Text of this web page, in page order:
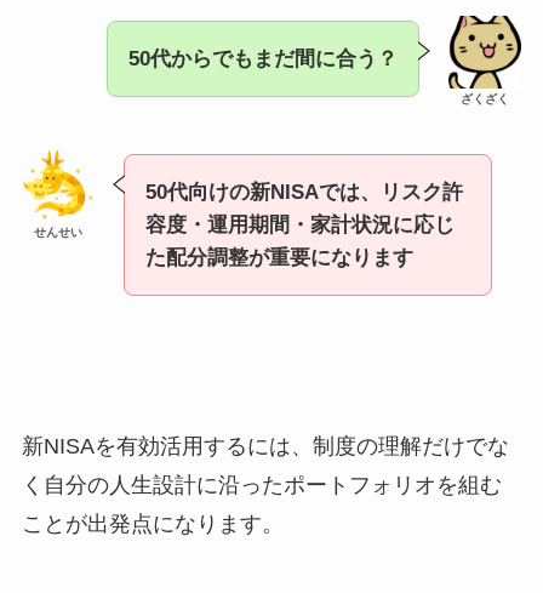
ざくざく
50代からでもまだ間に合う？
せんせい
50代向けの新NISAでは、リスク許
容度・運用期間・家計状況に応じ
た配分調整が重要になります
新NISAを有効活用するには、制度の理解だけでな
く自分の人生設計に沿ったポートフォリオを組む
ことが出発点になります。